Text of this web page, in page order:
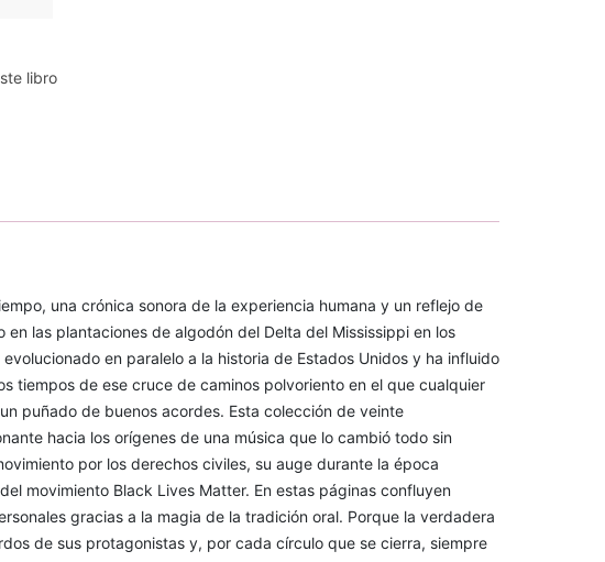
libro
una crónica sonora de la experiencia humana y un reflejo de
las plantaciones de algodón del Delta del Mississippi en los
en paralelo a la historia de Estados Unidos y ha influido
tiempos de ese cruce de caminos polvoriento en el que cualquier
puñado de buenos acordes. Esta colección de veinte
hacia los orígenes de una música que lo cambió todo sin
por los derechos civiles, su auge durante la época
movimiento Black Lives Matter. En estas páginas confluyen
gracias a la magia de la tradición oral. Porque la verdadera
de sus protagonistas y, por cada círculo que se cierra, siempre